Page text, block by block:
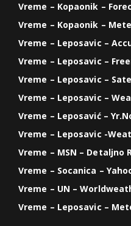
Vreme – Kopaonik –
Vreme – Kopaonik –
Vreme – Leposavic –
Vreme – Leposavic –
Vreme – Leposavic –
Vreme – Leposavic –
Vreme – Leposavić –
Vreme – Leposavic -
Vreme – MSN – Detaljno
Vreme – Socanica –
Vreme – UN –
Vreme – Leposavic –